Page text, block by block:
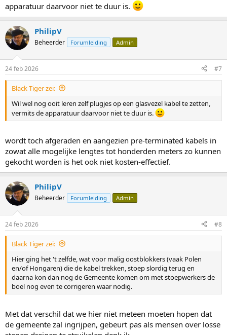
apparatuur daarvoor niet te duur is.
PhilipV
Beheerder Forumleiding Admin
24 feb 2026 #7
Black Tiger zei:
Wil wel nog ooit leren zelf plugjes op een glasvezel kabel te zetten,
vermits de apparatuur daarvoor niet te duur is.
wordt toch afgeraden en aangezien pre-terminated kabels in
zowat alle mogelijke lengtes tot honderden meters zo kunnen
gekocht worden is het ook niet kosten-effectief.
PhilipV
Beheerder Forumleiding Admin
24 feb 2026 #8
Black Tiger zei:
Hier ging het 't zelfde, wat voor malig oostblokkers (vaak Polen
en/of Hongaren) die de kabel trekken, stoep slordig terug en
daarna kon dan nog de Gemeente komen om met stoepwerkers de
boel nog even te corrigeren waar nodig.
Met dat verschil dat we hier niet meteen moeten hopen dat
de gemeente zal ingrijpen, gebeurt pas als mensen over losse